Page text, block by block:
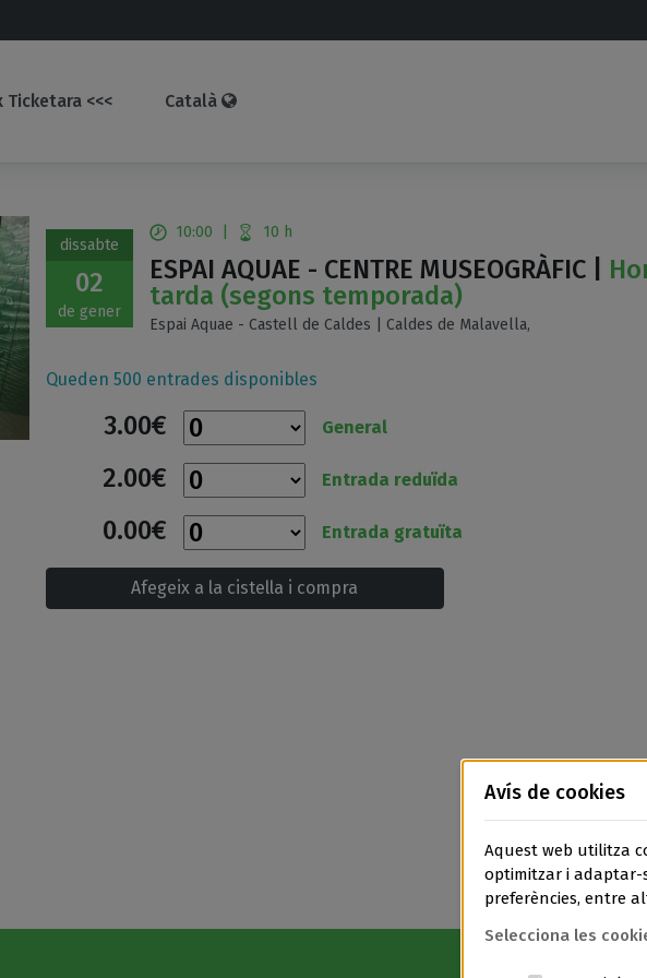
Ticketara <<< Català
dissabte
02
de gener
10:00 10 h
ESPAI AQUAE - CENTRE MUSEOGRÀFIC |
tarda (segons temporada)
Espai Aquae - Castell de Caldes | Caldes de Malavella,
Queden 500 entrades disponibles
3.00€ General
2.00€ Entrada reduïda
0.00€ Entrada gratuïta
Afegeix a la cistella i compra
Avís de cookies
Aquest web utilitza
optimitzar i adaptar-
preferències, entre
Selecciona les